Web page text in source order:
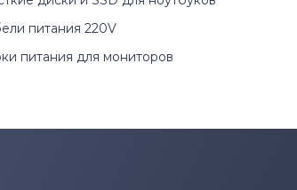
питания 220V
питания для мониторов